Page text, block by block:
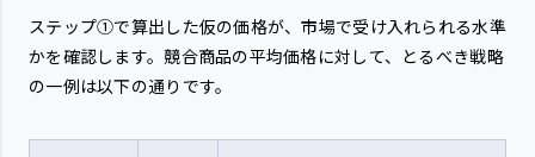
ステップ①で算出した仮の価格が、市場で受け入れられる水準
かを確認します。競合商品の平均価格に対して、とるべき戦略
の一例は以下の通りです。